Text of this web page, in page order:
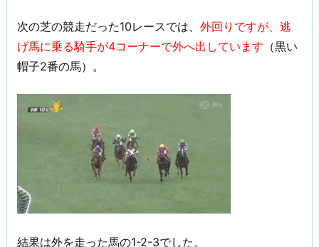
次の芝の競走だった10レースでは、 外回りですが、逃
げ馬に乗る騎手が4コーナーで外へ出しています （黒い
帽子2番の馬）。
結果は外を走った馬の1-2-3でした。